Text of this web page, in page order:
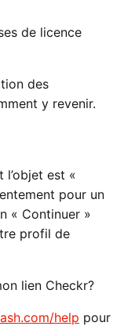
de licence
des
y revenir.
l’objet est «
pour un
« Continuer »
profil de
lien Checkr?
help pour